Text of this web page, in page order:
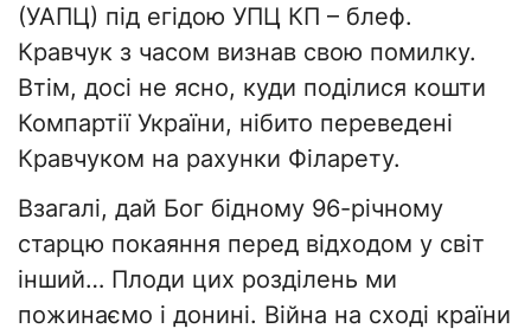
(УАПЦ) під егідою УПЦ КП – блеф.
Кравчук з часом визнав свою помилку.
Втім, досі не ясно, куди поділися кошти
Компартії України, нібито переведені
Кравчуком на рахунки Філарету.
Взагалі, дай Бог бідному 96-річному
старцю покаяння перед відходом у світ
інший… Плоди цих розділень ми
пожинаємо і донині. Війна на сході країни